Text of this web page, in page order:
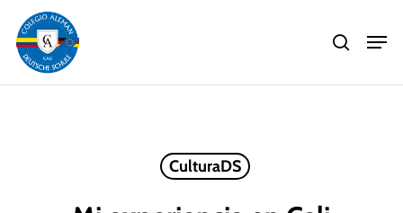
main
content
search
CulturaDS